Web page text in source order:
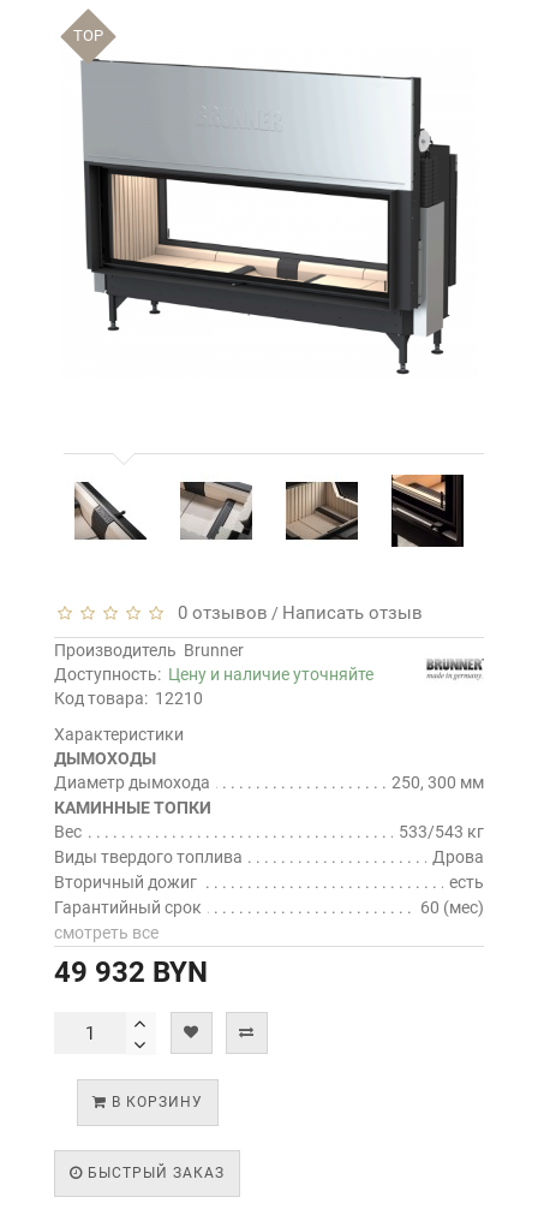
TOP
0 отзывов / Написать отзыв
Производитель Brunner
Доступность: Цену и наличие уточняйте
Код товара: 12210
Характеристики
ДЫМОХОДЫ
Диаметр дымохода
250, 300 мм
КАМИННЫЕ ТОПКИ
Вес
533/543 кг
Виды твердого топлива
Дрова
Вторичный дожиг
есть
Гарантийный срок
60 (мес)
смотреть все
49 932 BYN
В КОРЗИНУ
БЫСТРЫЙ ЗАКАЗ